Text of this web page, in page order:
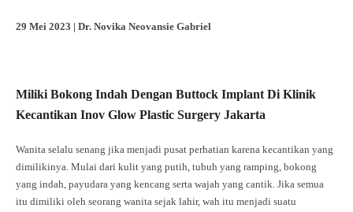
29 Mei 2023 | Dr. Novika Neovansie Gabriel
Miliki Bokong Indah Dengan Buttock Implant Di Klinik
Kecantikan Inov Glow Plastic Surgery Jakarta
Wanita selalu senang jika menjadi pusat perhatian karena kecantikan yang
dimilikinya. Mulai dari kulit yang putih, tubuh yang ramping, bokong
yang indah, payudara yang kencang serta wajah yang cantik. Jika semua
itu dimiliki oleh seorang wanita sejak lahir, wah itu menjadi suatu